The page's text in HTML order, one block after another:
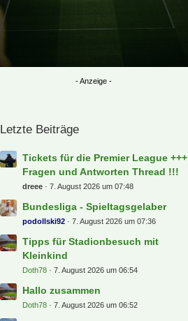
Letzte Beiträge
Tickets für die Premier League +++
Fragen und Antworten Thread !!!
dreee 7. August 2026 um 07:48
Bundesliga - Spieltagsgelaber
podollski92 7. August 2026 um 07:36
Tipps für Stadionbesuch mit
Kleinkind
Doth78 7. August 2026 um 06:54
Hallo zusammen
Doth78 7. August 2026 um 06:52